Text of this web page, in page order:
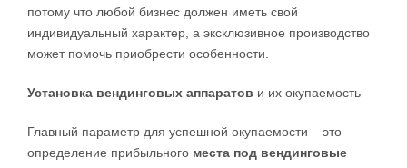
потому что любой бизнес должен иметь свой
индивидуальный характер, а эксклюзивное производство
может помочь приобрести особенности.
Установка вендинговых аппаратов и их окупаемость
Главный параметр для успешной окупаемости – это
определение прибыльного места под вендинговые